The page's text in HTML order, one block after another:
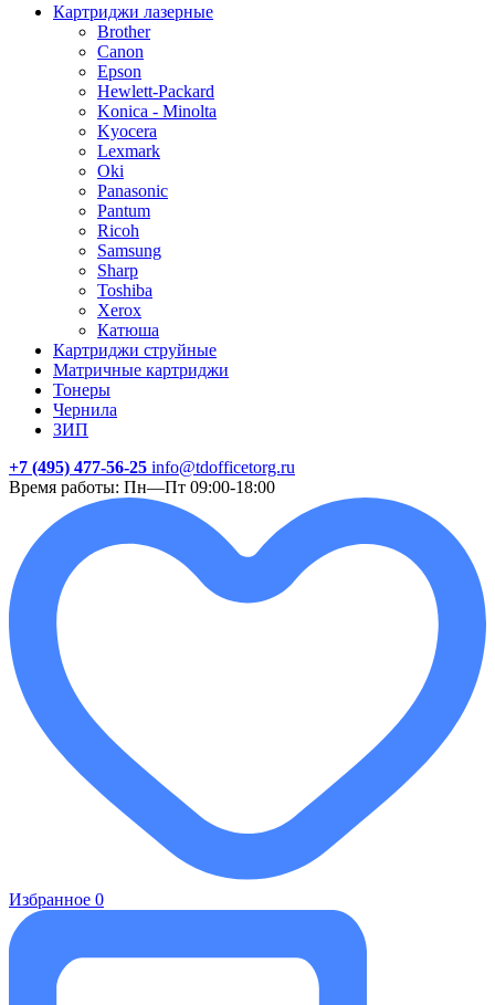
Картриджи лазерные
Brother
Canon
Epson
Hewlett-Packard
Konica - Minolta
Kyocera
Lexmark
Oki
Panasonic
Pantum
Ricoh
Samsung
Sharp
Toshiba
Xerox
Катюша
Картриджи струйные
Матричные картриджи
Тонеры
Чернила
ЗИП
+7 (495) 477-56-25 info@tdofficetorg.ru
Время работы: Пн—Пт 09:00-18:00
Избранное 0